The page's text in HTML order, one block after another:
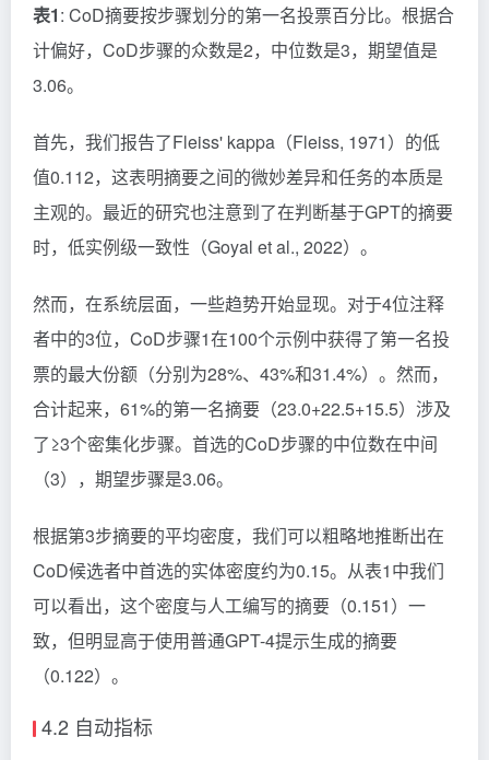
表1: CoD摘要按步骤划分的第一名投票百分比。根据合
计偏好，CoD步骤的众数是2，中位数是3，期望值是
3.06。
首先，我们报告了Fleiss' kappa（Fleiss, 1971）的低
值0.112，这表明摘要之间的微妙差异和任务的本质是
主观的。最近的研究也注意到了在判断基于GPT的摘要
时，低实例级一致性（Goyal et al., 2022）。
然而，在系统层面，一些趋势开始显现。对于4位注释
者中的3位，CoD步骤1在100个示例中获得了第一名投
票的最大份额（分别为28%、43%和31.4%）。然而，
合计起来，61%的第一名摘要（23.0+22.5+15.5）涉及
了≥3个密集化步骤。首选的CoD步骤的中位数在中间
（3），期望步骤是3.06。
根据第3步摘要的平均密度，我们可以粗略地推断出在
CoD候选者中首选的实体密度约为0.15。从表1中我们
可以看出，这个密度与人工编写的摘要（0.151）一
致，但明显高于使用普通GPT-4提示生成的摘要
（0.122）。
4.2 自动指标